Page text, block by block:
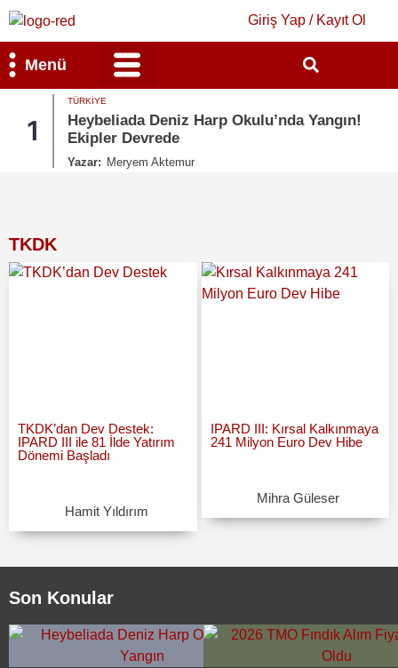
Giriş Yap / Kayıt Ol
Menü
1
TÜRKIYE
Heybeliada Deniz Harp Okulu’nda Yangın!
Ekipler Devrede
Yazar: Meryem Aktemur
TKDK
TKDK’dan Dev Destek:
IPARD III ile 81 İlde Yatırım
Dönemi Başladı
Hamit Yıldırım
IPARD III: Kırsal Kalkınmaya
241 Milyon Euro Dev Hibe
Mihra Güleser
Son Konular